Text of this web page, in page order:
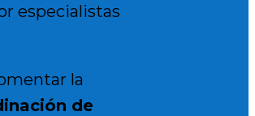
especialistas
la
de